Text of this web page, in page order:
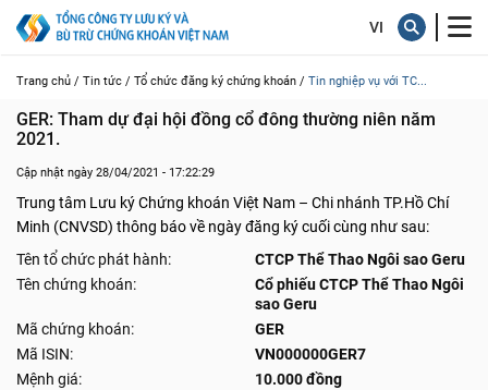
Trang chủ / Tin tức / Tổ chức đăng ký chứng khoán / Tin nghiệp vụ với TC...
GER: Tham dự đại hội đồng cổ đông thường niên năm
2021.
Cập nhật ngày 28/04/2021 - 17:22:29
Trung tâm Lưu ký Chứng khoán Việt Nam – Chi nhánh TP.Hồ Chí
Minh (CNVSD) thông báo về ngày đăng ký cuối cùng như sau:
Tên tổ chức phát hành:
CTCP Thể Thao Ngôi sao Geru
Tên chứng khoán:
Cổ phiếu CTCP Thể Thao Ngôi
sao Geru
Mã chứng khoán:
GER
Mã ISIN:
VN000000GER7
Mệnh giá:
10.000 đồng